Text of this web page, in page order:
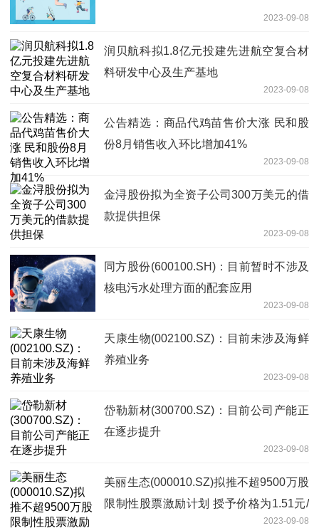
2023-09-08
润贝航科拟1.8亿元投建先进航空复合材
料研发中心及生产基地
2023-09-08
公告精选：商品代鸡苗售价大涨 民和股
份8月销售收入环比增加41%
2023-09-08
金浔股份拟为全资子公司300万美元的借
款提供担保
2023-09-08
同方股份(600100.SH)：目前暂时不涉及
核电污水处理方面的配套应用
2023-09-08
天康生物(002100.SZ)：目前未涉及海鲜
养殖业务
2023-09-08
岱勒新材(300700.SZ)：目前公司产能正
在逐步提升
2023-09-08
美丽生态(000010.SZ)拟推不超9500万股
限制性股票激励计划 授予价格为1.51元/
2023-09-08